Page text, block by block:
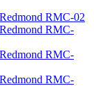
RMC-02
RMC-
RMC-
RMC-